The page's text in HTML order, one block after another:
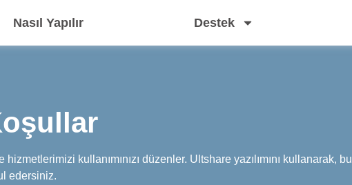
Nasıl Yapılır Destek
kullanımınızı düzenler. Ultshare yazılımını kullanarak, bu
edersiniz.